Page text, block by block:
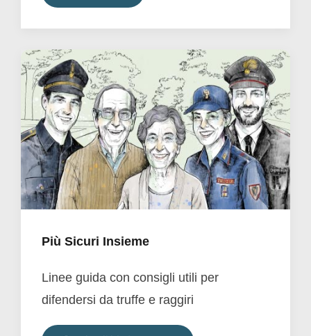
Più Sicuri Insieme
Linee guida con consigli utili per
difendersi da truffe e raggiri